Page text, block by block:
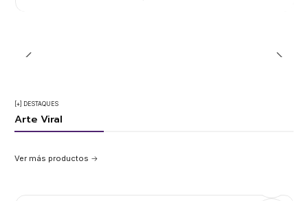
[+] DESTAQUES
Arte Viral
Ver más productos